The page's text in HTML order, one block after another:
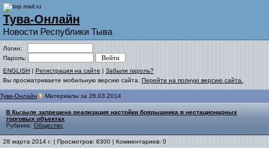
Тува-Онлайн
Новости Республики Тыва
Логин:
Пароль:
ENGLISH | Регистрация на сайте | Забыли пароль?
Вы просматриваете мобильную версию сайта. Перейти на полную версию сайта.
Тува-Онлайн Материалы за 28.03.2014
В Кызыле запрещена реализация настойки боярышника в нестационарных
торговых объектах
Рубрика: Общество
28 марта 2014 г. | Просмотров: 6300 | Комментариев: 0